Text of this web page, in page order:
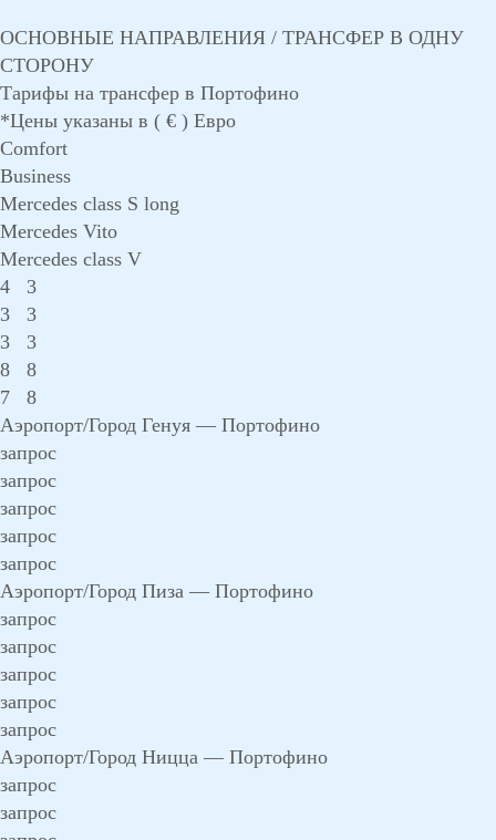
ОСНОВНЫЕ НАПРАВЛЕНИЯ / ТРАНСФЕР В ОДНУ
СТОРОНУ
Тарифы на трансфер в Портофино
*Цены указаны в ( € ) Евро
Comfort
Business
Mercedes class S long
Mercedes Vito
Mercedes class V
4
3
3
3
3
3
8
8
7
8
Аэропорт/Город Генуя — Портофино
запрос
запрос
запрос
запрос
запрос
Аэропорт/Город Пиза — Портофино
запрос
запрос
запрос
запрос
запрос
Аэропорт/Город Ницца — Портофино
запрос
запрос